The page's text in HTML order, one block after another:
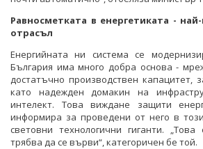
Равносметката в енергетиката -
отрасъл
Енергийната ни система се
България има много добра основа -
достатъчно производствен капацитет,
като надежден домакин на
интелект. Това виждане защити
информира за проведени от него в
световни технологични гиганти.
трябва да се върви“, категоричен бе той.